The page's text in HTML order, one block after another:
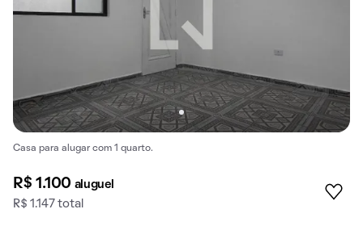
Casa para alugar com 1 quarto.
R$ 1.100 aluguel
R$ 1.147 total